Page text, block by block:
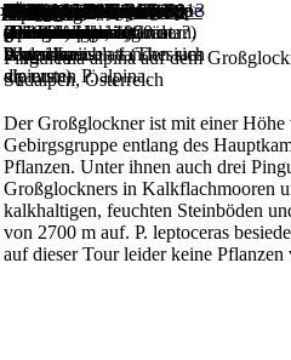
Impressum
STARTSEITE
>>
NATURSTANDORTE
>>
ALPEN
>>
Großglockner
Harz
Landsberg
Slowakei
Großglockner
Alpen
Frankreich
Ötztal
Links
Literatur
Angebote
Diverses
Naturstandorte
Kultur
Gattungen & Arten
Artikel
Mehlprimel (Primula
farinosa)
P. alpina zwischen
Gräsern.
Blüte von P. alpina mit
gelb gezeichneter
Unterlippe.
Nahansicht der Blüte
einer
P. alpina.
Frühlings-Enzian
(Gentiana verna) und
Alpen-Leinblatt (Thesium
alpinum)
01.05.2007
Pinguicula alpina auf dem
Südalpen, Österreich
Der Großglockner ist mit einer Höhe
Gebirgsgruppe entlang des
Pflanzen. Unter ihnen auch drei
Großglockners in Kalkflachmooren
kalkhaltigen, feuchten Steinböden
von 2700 m auf. P. leptoceras
auf dieser Tour leider keine Pflanzen
1|2 weiter>>
Seitenansicht der Blüte
einer P. vulgaris.
Nahansicht der Blüte.
Blühende Pflanzengruppe
von P. vulgaris.
Gailbergsattel, am Fuße
der Südalpen, 1000 m.
Pflanzengruppe von P.
alpina zwischen Gräsern.
An künstlich
geschaffenen
Wegschneisen fanden sich
die ersten P. alpina.
Die schrägen Felswände
sind nur sehr karg
bewachsen.
Kasereck, Südalpen, 1913
m.
Pinguicula vulgaris mit
Blütenknospe.
Knabenkraut
(Dactylorhiza incarnata?)
Großblütiger Enzian
(Gentiana clusii)
STARTSEITE
>>
NATURSTANDORTE
>>
ALPEN
>>
Großglockner